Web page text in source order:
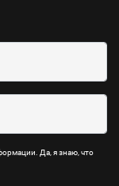
Да, я знаю, что